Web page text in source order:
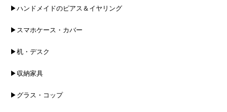
▶ハンドメイドのピアス＆イヤリング
▶スマホケース・カバー
▶机・デスク
▶収納家具
▶グラス・コップ